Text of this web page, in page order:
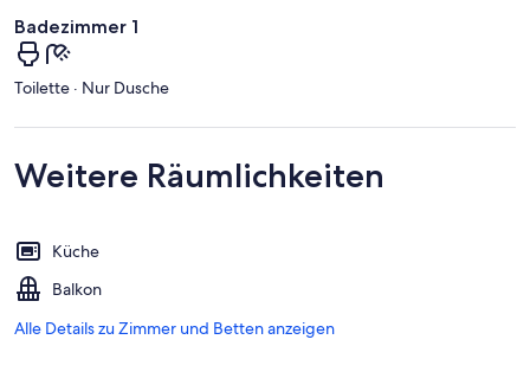
Badezimmer 1
Toilette · Nur Dusche
Weitere Räumlichkeiten
Küche
Balkon
Alle Details zu Zimmer und Betten anzeigen